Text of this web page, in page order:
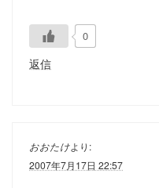
0
返信
おおたけより:
2007年7月17日 22:57